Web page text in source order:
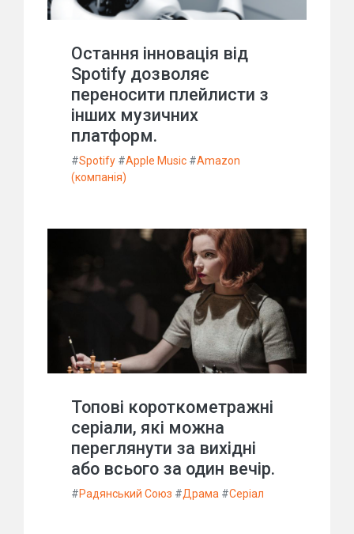
Остання інновація від
Spotify дозволяє
переносити плейлисти з
інших музичних
платформ.
#Spotify #Apple Music #Amazon
(компанія)
Топові короткометражні
серіали, які можна
переглянути за вихідні
або всього за один вечір.
#Радянський Союз #Драма #Серіал